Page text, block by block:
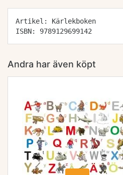
Artikel: Kärlekboken
ISBN: 9789129699142
Andra har även köpt